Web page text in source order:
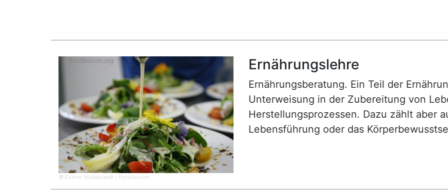
© Esther Hildebrandt / Fotolia.com
Ernährungslehre
Ernährungsberatung. Ein Teil der
Unterweisung in der Zubereitung von
Herstellungsprozessen. Dazu zählt aber
Lebensführung oder das